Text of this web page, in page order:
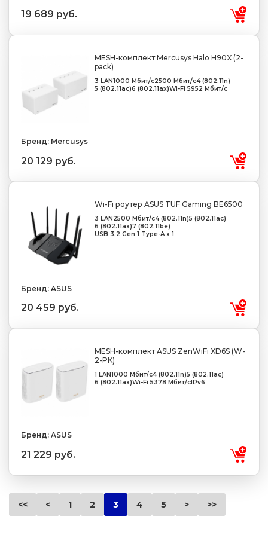
19 689 руб.
MESH-комплект Mercusys Halo H90X (2-
pack)
3 LAN1000 Мбит/с2500 Мбит/с4 (802.11n)
5 (802.11ac)6 (802.11ax)Wi-Fi 5952 Мбит/с
Бренд: Mercusys
20 129 руб.
Wi-Fi роутер ASUS TUF Gaming BE6500
3 LAN 2500 Мбит/с4 (802.11n)5 (802.11ac)
6 (802.11ax)7 (802.11be)
USB 3.2 Gen 1 Type-A x 1
Бренд: ASUS
20 459 руб.
MESH-комплект ASUS ZenWiFi XD6S (W-
2-PK)
1 LAN1000 Мбит/с4 (802.11n)5 (802.11ac)
6 (802.11ax)Wi-Fi 5378 Мбит/сIPv6
Бренд: ASUS
21 229 руб.
<< < 1 2 3 4 5 > >>